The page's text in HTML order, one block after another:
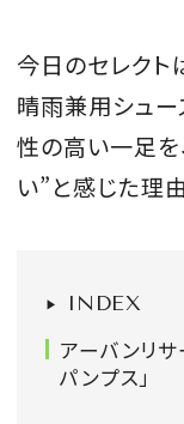
会員登録
「The SPUR Club
めます。
今日のセレクト
晴雨兼用シュー
性の高い一足を
い”と感じた理
INDEX
アーバンリサ
パンプス」